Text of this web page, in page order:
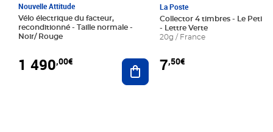
Nouvelle Attitude
Vélo électrique du facteur,
reconditionné - Taille normale -
Noir/ Rouge
1 490,00€ Ajouter au panier
La Poste
Collector 4 timbres - Le Petit
- Lettre Verte
20g / France
7,50€